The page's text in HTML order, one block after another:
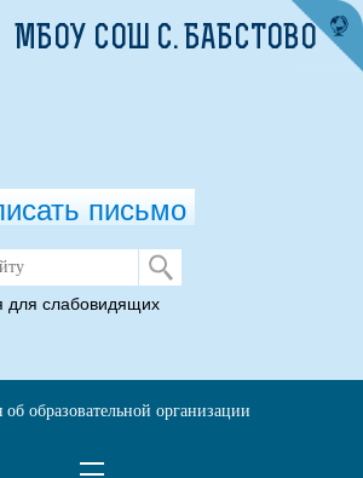
за Июнь 2026
ОБРАЩЕНИЯ ГРАЖДАН
МБОУ СОШ С. БАБСТОВО
письмо
для слабовидящих
об образовательной организации